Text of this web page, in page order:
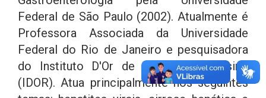
Federal de São Paulo (2002). Atualmente é
Professora Associada da Universidade
Federal do Rio de Janeiro e pesquisadora
do Instituto D'Or de Pesquisa e Ensino
(IDOR). Atua principalmente nos seguintes